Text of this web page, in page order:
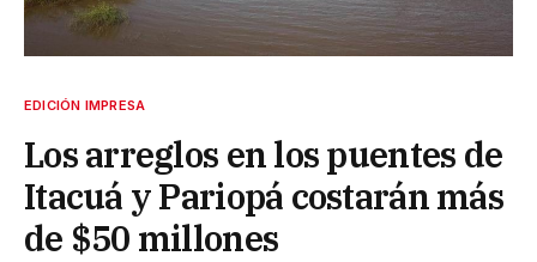
EDICIÓN IMPRESA
Los arreglos en los puentes de
Itacuá y Pariopá costarán más
de $50 millones